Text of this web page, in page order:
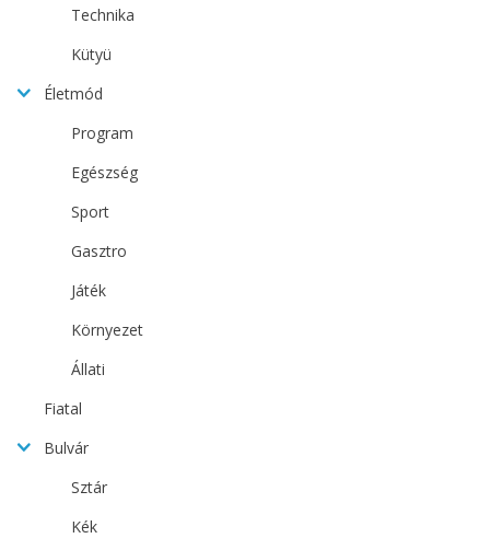
Technika
Kütyü
Életmód
Program
Egészség
Sport
Gasztro
Játék
Környezet
Állati
Fiatal
Bulvár
Sztár
Kék